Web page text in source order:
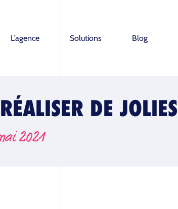
L’agence Solutions Blog
DE JOLIES
2021